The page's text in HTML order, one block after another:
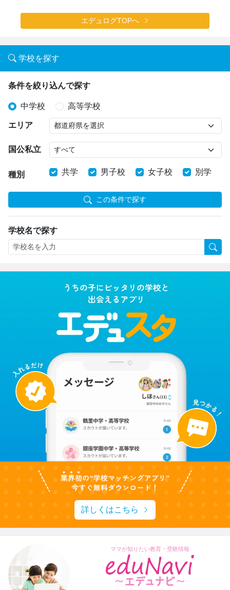
エデュログTOPへ
学校を探す
条件を絞り込んで探す
中学校 高等学校
エリア
国公私立
種別 共学 男子校 女子校 別学
この条件で探す
学校名で探す
詳しくはこちら
ママが知りたい教育・受験情報